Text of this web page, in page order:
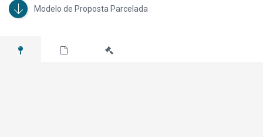
Modelo de Proposta Parcelada